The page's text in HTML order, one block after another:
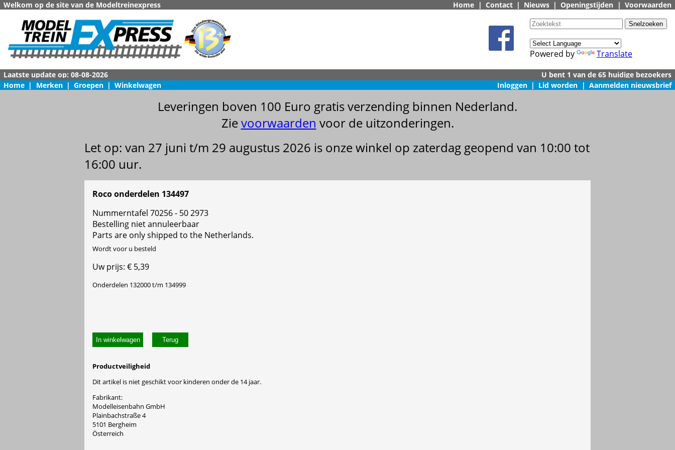
Welkom op de site van de Modeltreinexpress Home | Contact | Nieuws | Openingstijden | Voorwaarden
Powered by Translate
Home | Merken | Groepen | Winkelwagen Inloggen | Lid worden | Aanmelden nieuwsbrief
Leveringen boven 100 Euro gratis verzending binnen Nederland.
Zievoorwaarden voor de uitzonderingen.
Let op: van 27 juni t/m 29 augustus 2026 is onze winkel op zaterdag geopend van 10:00 tot
16:00 uur.
Roco onderdelen 134497
Nummerntafel 70256 - 50 2973
Bestelling niet annuleerbaar
Parts are only shipped to the Netherlands.
Wordt voor u besteld
Uw prijs: € 5,39
Onderdelen 132000 t/m 134999
In winkelwagen
Productveiligheid
Dit artikel is niet geschikt voor kinderen onder de 14 jaar.
Fabrikant:
Modelleisenbahn GmbH
Plainbachstraße 4
5101 Bergheim
Österreich